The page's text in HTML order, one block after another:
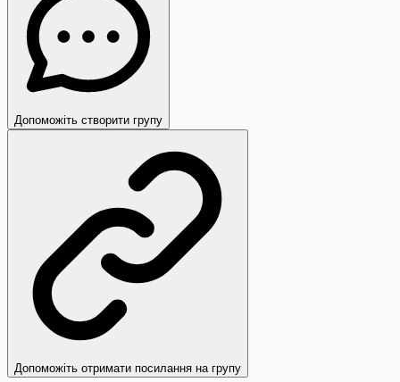
Допоможіть створити групу
Допоможіть отримати посилання на групу